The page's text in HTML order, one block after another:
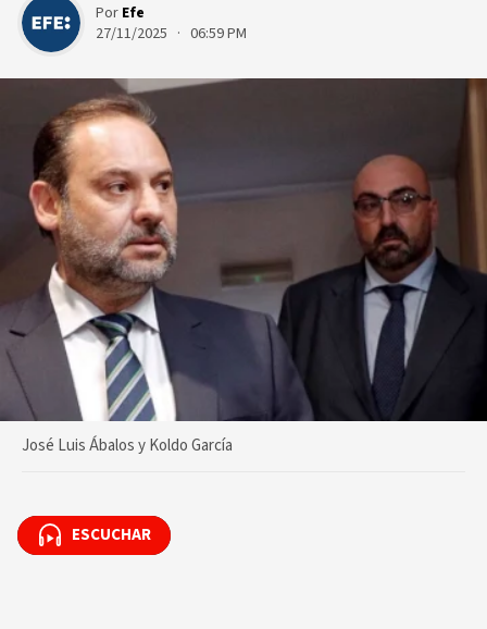
Por Efe
27/11/2025 · 06:59 PM
José Luis Ábalos y Koldo García
ESCUCHAR
ESCUCHAR